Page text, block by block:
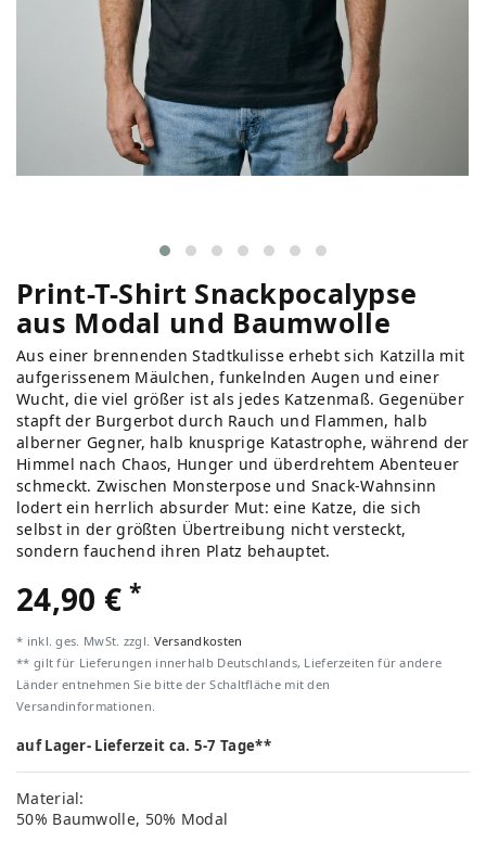
Print-T-Shirt Snackpocalypse
aus Modal und Baumwolle
Aus einer brennenden Stadtkulisse erhebt sich Katzilla mit
aufgerissenem Mäulchen, funkelnden Augen und einer
Wucht, die viel größer ist als jedes Katzenmaß. Gegenüber
stapft der Burgerbot durch Rauch und Flammen, halb
alberner Gegner, halb knusprige Katastrophe, während der
Himmel nach Chaos, Hunger und überdrehtem Abenteuer
schmeckt. Zwischen Monsterpose und Snack-Wahnsinn
lodert ein herrlich absurder Mut: eine Katze, die sich
selbst in der größten Übertreibung nicht versteckt,
sondern fauchend ihren Platz behauptet.
24,90 €*
* inkl. ges. MwSt. zzgl. Versandkosten
** gilt für Lieferungen innerhalb Deutschlands, Lieferzeiten für andere
Länder entnehmen Sie bitte der Schaltfläche mit den
Versandinformationen.
auf Lager- Lieferzeit ca. 5-7 Tage**
Material:
50% Baumwolle, 50% Modal